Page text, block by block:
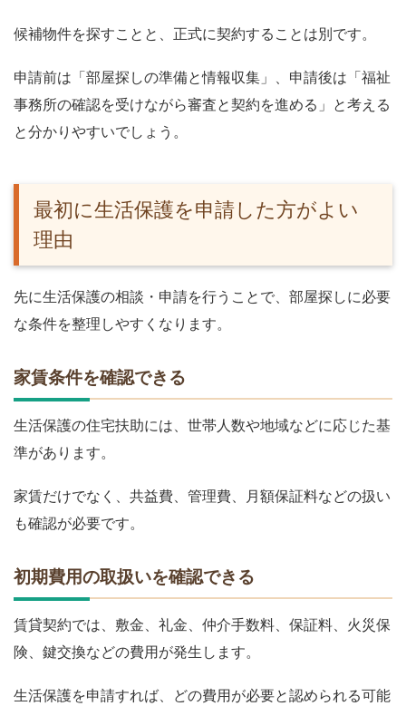
候補物件を探すことと、正式に契約することは別です。
申請前は「部屋探しの準備と情報収集」、申請後は「福祉
事務所の確認を受けながら審査と契約を進める」と考える
と分かりやすいでしょう。
最初に生活保護を申請した方がよい
理由
先に生活保護の相談・申請を行うことで、部屋探しに必要
な条件を整理しやすくなります。
家賃条件を確認できる
生活保護の住宅扶助には、世帯人数や地域などに応じた基
準があります。
家賃だけでなく、共益費、管理費、月額保証料などの扱い
も確認が必要です。
初期費用の取扱いを確認できる
賃貸契約では、敷金、礼金、仲介手数料、保証料、火災保
険、鍵交換などの費用が発生します。
生活保護を申請すれば、どの費用が必要と認められる可能